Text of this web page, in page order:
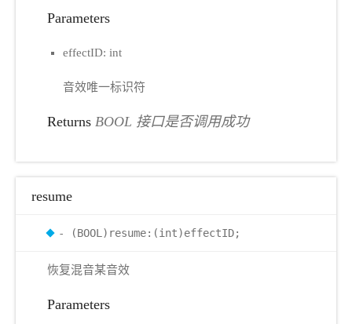
Parameters
effectID: int
音效唯一标识符
Returns BOOL 接口是否调用成功
resume
- (BOOL)resume:(int)effectID;
恢复混音某音效
Parameters